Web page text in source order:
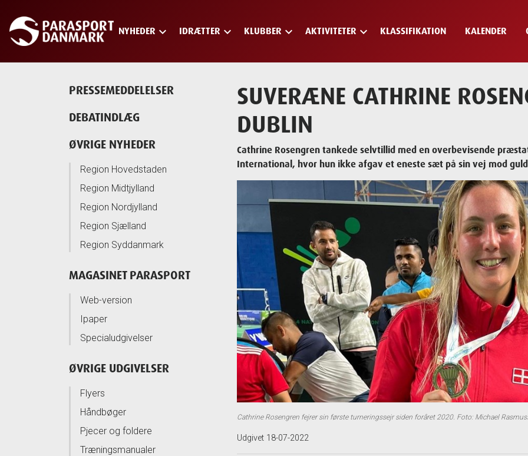
Skip
main
NYHEDER keyboard_arrow_down IDRÆTTER keyboard_arrow_down KLUBBER keyboard_arrow_down AKTIVITETER keyboard_arrow_down KLASSIFIKATION KALENDER
PRESSEMEDDELELSER
DEBATINDLÆG
ØVRIGE NYHEDER
Region Hovedstaden
Region Midtjylland
Region Nordjylland
Region Sjælland
Region Syddanmark
MAGASINET PARASPORT
Web-version
Ipaper
Specialudgivelser
ØVRIGE UDGIVELSER
Flyers
Håndbøger
Pjecer og foldere
Træningsmanualer
SUVERÆNE CATHRINE
DUBLIN
Cathrine Rosengren tankede selvtillid med en overbevisende
International, hvor hun ikke afgav et eneste sæt på sin vej mod
Cathrine Rosengren fejrer sin første turneringssejr siden foråret 2020. Foto: Michael
Udgivet 18-07-2022